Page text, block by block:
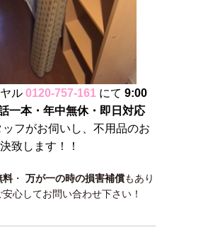
ル 0120-757-161 にて 9:00
一本・年中無休・即日対応
ッフがお伺いし、不用品のお
致します！！
料・ 万が一の時の損害補償もあり
安心してお問い合わせ下さい！